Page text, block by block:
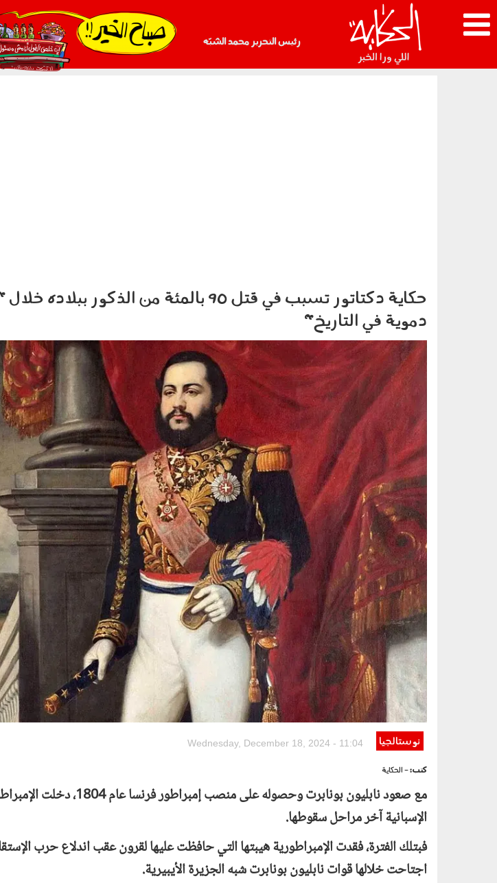
رئيس التحرير محمد الشبّه
حكاية دكتاتور تسبب في قتل 90 بالمئة من الذكور
دموية في التاريخ"
pagway.png
نوستالجيا Wednesday, December 18, 2024 - 11:04
كتب:- الحكاية
مع صعود نابليون بونابرت وحصوله على منصب
الإسبانية آخر مراحل سقوطها.
فبتلك الفترة، فقدت الإمبراطورية هيبتها التي حافظت عليها لقرون عقب اندلاع حرب
اجتاحت خلالها قوات نابليون بونابرت شبه الجزيرة الأيبيرية.